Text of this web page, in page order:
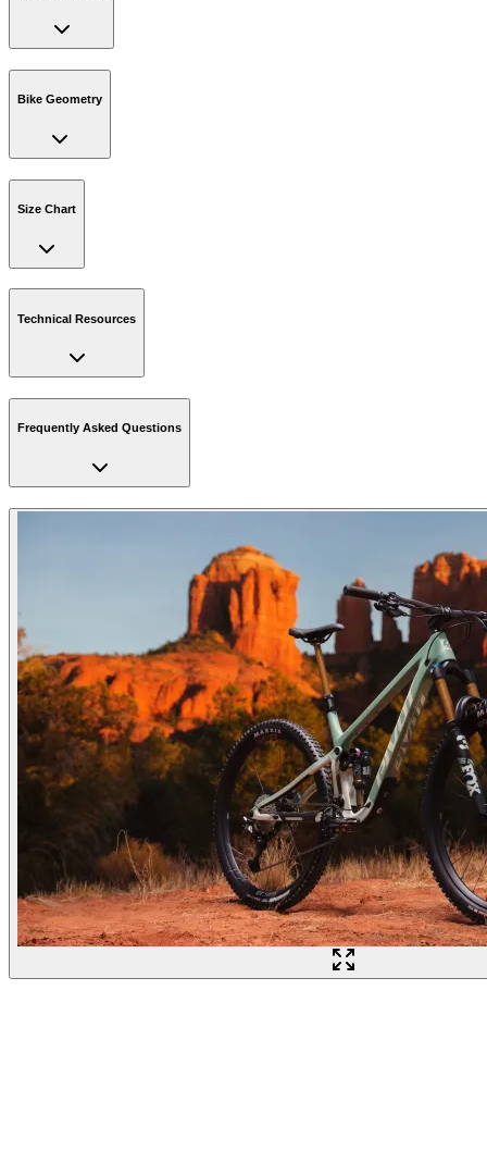
Bike Geometry
Size Chart
Technical Resources
Frequently Asked Questions